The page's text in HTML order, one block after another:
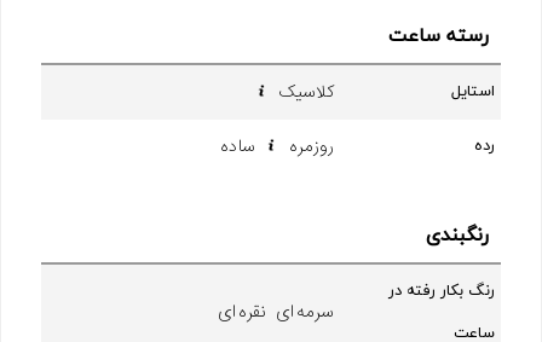
رسته ساعت
استایل کلاسیک
رده روزمره ساده
رنگبندی
رنگ بکار رفته در
ساعت
سرمه ای نقره ای